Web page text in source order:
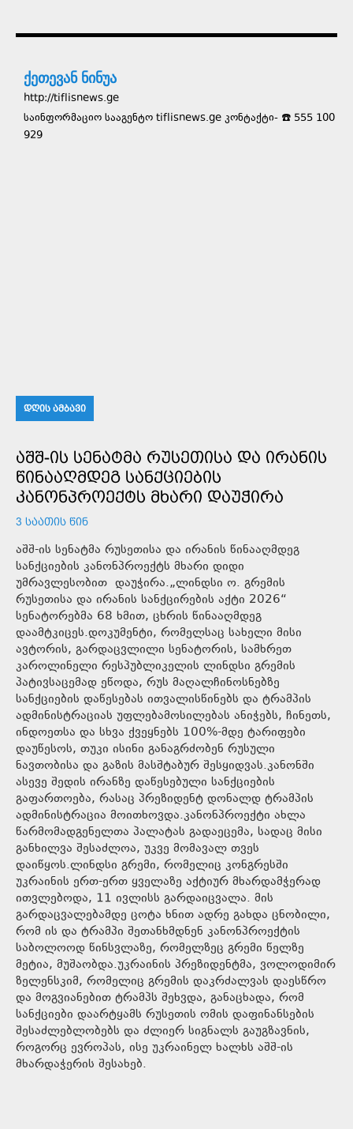
ქეთევან ნინუა
http://tiflisnews.ge
საინფორმაციო სააგენტო tiflisnews.ge კონტაქტი- ☎️ 555 100
929
ᲓᲦᲘᲡ ᲐᲛᲑᲐᲕᲘ
ᲐᲨᲨ-ᲘᲡ ᲡᲔᲜᲐᲢᲛᲐ ᲠᲣᲡᲔᲗᲘᲡᲐ ᲓᲐ ᲘᲠᲐᲜᲘᲡ
ᲬᲘᲜᲐᲐᲦᲛᲓᲔᲒ ᲡᲐᲜᲥᲪᲘᲔᲑᲘᲡ
ᲙᲐᲜᲝᲜᲞᲠᲝᲔᲥᲢᲡ ᲛᲮᲐᲠᲘ ᲓᲐᲣᲭᲘᲠᲐ
3 ᲡᲐᲐᲗᲘᲡ ᲬᲘᲜ
აშშ-ის სენატმა რუსეთისა და ირანის წინააღმდეგ
სანქციების კანონპროექტს მხარი დიდი
უმრავლესობით დაუჭირა.„ლინდსი ო. გრემის
რუსეთისა და ირანის სანქცირების აქტი 2026“
სენატორებმა 68 ხმით, ცხრის წინააღმდეგ
დაამტკიცეს.დოკუმენტი, რომელსაც სახელი მისი
ავტორის, გარდაცვლილი სენატორის, სამხრეთ
კაროლინელი რესპუბლიკელის ლინდსი გრემის
პატივსაცემად ეწოდა, რუს მაღალჩინოსნებზე
სანქციების დაწესებას ითვალისწინებს და ტრამპის
ადმინისტრაციას უფლებამოსილებას ანიჭებს, ჩინეთს,
ინდოეთსა და სხვა ქვეყნებს 100%-მდე ტარიფები
დაუწესოს, თუკი ისინი განაგრძობენ რუსული
ნავთობისა და გაზის მასშტაბურ შესყიდვას.კანონში
ასევე შედის ირანზე დაწესებული სანქციების
გაფართოება, რასაც პრეზიდენტ დონალდ ტრამპის
ადმინისტრაცია მოითხოვდა.კანონპროექტი ახლა
წარმომადგენელთა პალატას გადაეცემა, სადაც მისი
განხილვა შესაძლოა, უკვე მომავალ თვეს
დაიწყოს.ლინდსი გრემი, რომელიც კონგრესში
უკრაინის ერთ-ერთ ყველაზე აქტიურ მხარდამჭერად
ითვლებოდა, 11 ივლისს გარდაიცვალა. მის
გარდაცვალებამდე ცოტა ხნით ადრე გახდა ცნობილი,
რომ ის და ტრამპი შეთანხმდნენ კანონპროექტის
საბოლოოდ წინსვლაზე, რომელზეც გრემი წელზე
მეტია, მუშაობდა.უკრაინის პრეზიდენტმა, ვოლოდიმირ
ზელენსკიმ, რომელიც გრემის დაკრძალვას დაესწრო
და მოგვიანებით ტრამპს შეხვდა, განაცხადა, რომ
სანქციები დაარტყამს რუსეთის ომის დაფინანსების
შესაძლებლობებს და ძლიერ სიგნალს გაუგზავნის,
როგორც ევროპას, ისე უკრაინელ ხალხს აშშ-ის
მხარდაჭერის შესახებ.